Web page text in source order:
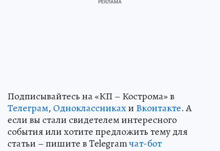
Подписывайтесь на «КП – Кострома» в
Телеграм, Одноклассникахи Вконтакте. А
если вы стали свидетелем интересного
события или хотите предложить тему для
статьи – пишите в Telegramчат-бот